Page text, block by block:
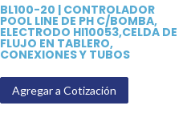
BL100-20 | CONTROLADOR
POOL LINE DE PH C/BOMBA,
ELECTRODO HI10053,CELDA DE
FLUJO EN TABLERO,
CONEXIONES Y TUBOS
Agregar a Cotización